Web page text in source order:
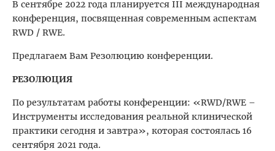
В сентябре 2022 года планируется III международная
конференция, посвященная современным аспектам
RWD / RWE.
Предлагаем Вам Резолюцию конференции.
РЕЗОЛЮЦИЯ
По результатам работы конференции: «RWD/RWE –
Инструменты исследования реальной клинической
практики сегодня и завтра», которая состоялась 16
сентября 2021 года.